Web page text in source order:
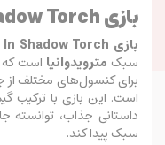
بازی F.I.S.T.: Forged In Shadow Torch
بازی F.I.S.T.: Forged In Shadow Torch
سبک مترویدوانیا
برای کنسول‌های مختلف از
است. این بازی با ترکیب
داستانی جذاب، توانسته
سبک پیدا کند.